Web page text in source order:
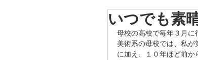
いつでも素
母校の高校で毎年３月に
美術系の母校では、私
に加え、１０年ほど前